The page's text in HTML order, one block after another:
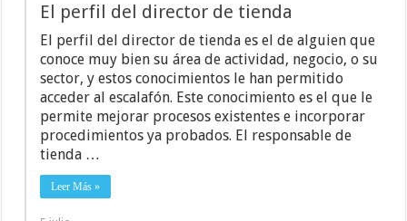
El perfil del director de tienda
El perfil del director de tienda es el de alguien que
conoce muy bien su área de actividad, negocio, o su
sector, y estos conocimientos le han permitido
acceder al escalafón. Este conocimiento es el que le
permite mejorar procesos existentes e incorporar
procedimientos ya probados. El responsable de
tienda …
Leer Más »